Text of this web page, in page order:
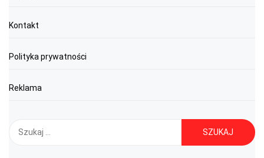
Kontakt
Polityka prywatności
Reklama